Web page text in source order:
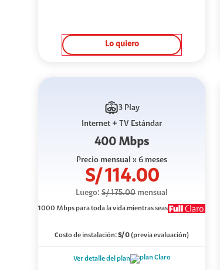
Lo quiero
3 Play
Internet + TV Estándar
400 Mbps
Precio mensual x 6 meses
S/114.00
Luego: S/175.00 mensual
1000 Mbpspara toda la vida mientras seas
Costo de instalación:S/0 (previa evaluación)
Ver detalle del plan